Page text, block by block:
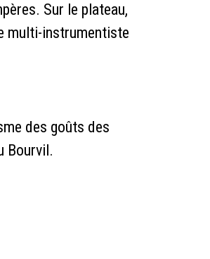
Sur le plateau,
multi-instrumentiste
des goûts des
Bourvil.